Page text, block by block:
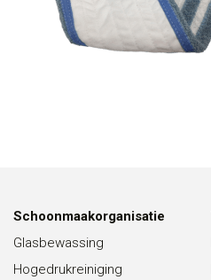
Schoonmaakorganisatie
Glasbewassing
Hogedrukreiniging